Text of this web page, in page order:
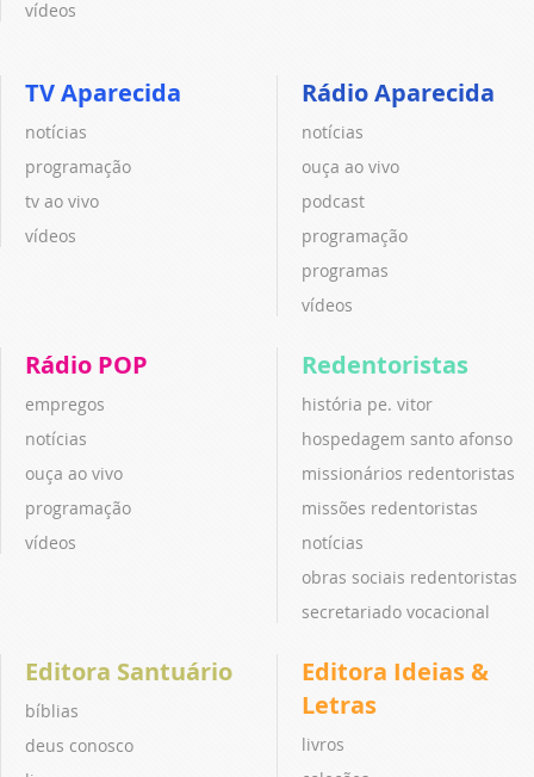
vídeos
TV Aparecida
notícias
programação
tv ao vivo
vídeos
Rádio Aparecida
notícias
ouça ao vivo
podcast
programação
programas
vídeos
Rádio POP
empregos
notícias
ouça ao vivo
programação
vídeos
Redentoristas
história pe. vitor
hospedagem santo afonso
missionários redentoristas
missões redentoristas
notícias
obras sociais redentoristas
secretariado vocacional
Editora Santuário
bíblias
deus conosco
Editora Ideias &
Letras
livros